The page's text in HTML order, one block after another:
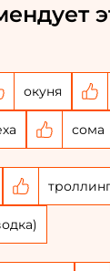
окуня
сома
телефона: *
пароль: *
данную